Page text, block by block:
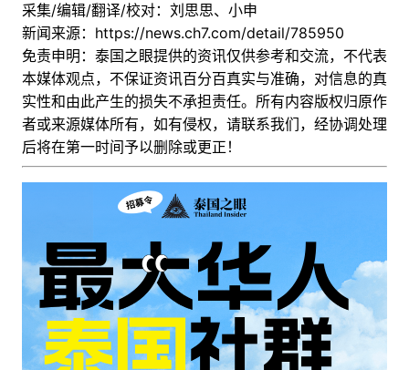
采集/编辑/翻译/校对：刘思思、小申
新闻来源： https://news.ch7.com/detail/785950
免责申明：泰国之眼提供的资讯仅供参考和交流，不代表
本媒体观点，不保证资讯百分百真实与准确，对信息的真
实性和由此产生的损失不承担责任。所有内容版权归原作
者或来源媒体所有，如有侵权，请联系我们，经协调处理
后将在第一时间予以删除或更正！